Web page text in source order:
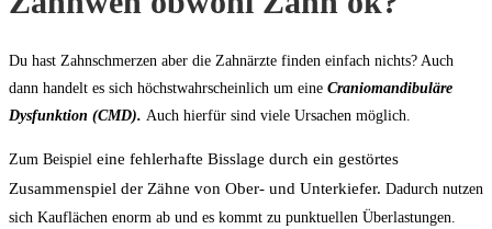
Du hast Zahnschmerzen aber die Zahnärzte finden einfach nichts? Auch
dann handelt es sich höchstwahrscheinlich um eine Craniomandibuläre
Dysfunktion (CMD). Auch hierfür sind viele Ursachen möglich.
Zum Beispiel eine fehlerhafte Bisslage durch ein gestörtes
Zusammenspiel der Zähne von Ober- und Unterkiefer. Dadurch nutzen
sich Kauflächen enorm ab und es kommt zu punktuellen Überlastungen.